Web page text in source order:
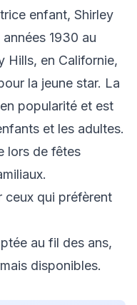
enfant, Shirley
1930 au
Hills, en Californie,
la jeune star. La
popularité et est
et les adultes.
lors de fêtes
ceux qui préfèrent
au fil des ans,
disponibles.